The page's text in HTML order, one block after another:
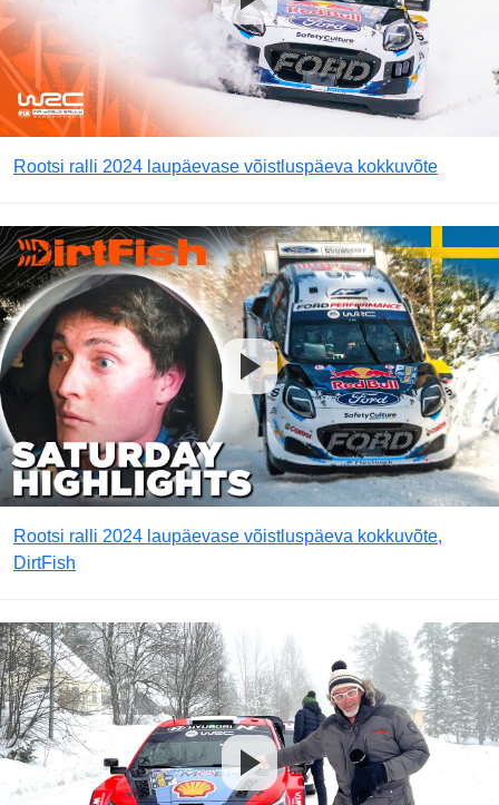
Rootsi ralli 2024 laupäevase võistluspäeva kokkuvõte
Rootsi ralli 2024 laupäevase võistluspäeva kokkuvõte,
DirtFish